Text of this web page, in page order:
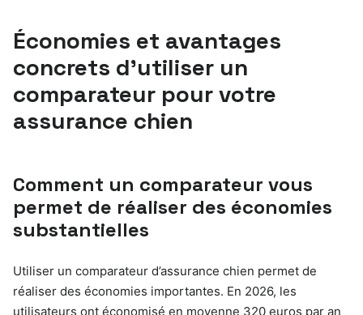
Économies et avantages
concrets d’utiliser un
comparateur pour votre
assurance chien
Comment un comparateur vous
permet de réaliser des économies
substantielles
Utiliser un comparateur d’assurance chien permet de
réaliser des économies importantes. En 2026, les
utilisateurs ont économisé en moyenne 320 euros par an